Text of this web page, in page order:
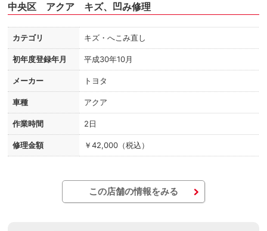
中央区 アクア キズ、凹み修理
カテゴリ キズ・へこみ直し
初年度登録年月 平成30年10月
メーカー トヨタ
車種 アクア
作業時間 2日
修理金額 ￥42,000（税込）
この店舗の情報をみる